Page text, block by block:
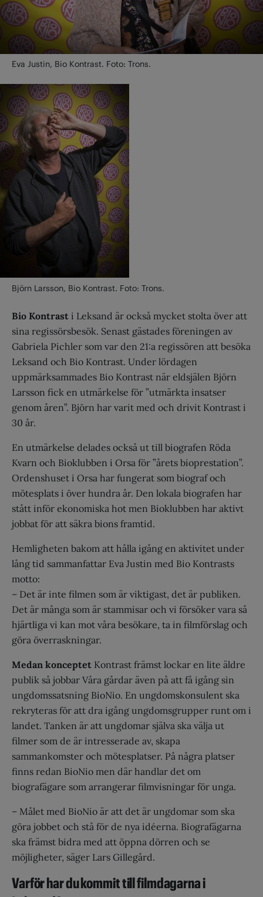
Eva Justin, Bio Kontrast. Foto: Trons.
Björn Larsson, Bio Kontrast. Foto: Trons.
Bio Kontrast i Leksand är också mycket stolta över att
sina regissörsbesök. Senast gästades föreningen av
Gabriela Pichler som var den 21:a regissören att besöka
Leksand och Bio Kontrast. Under lördagen
uppmärksammades Bio Kontrast när eldsjälen Björn
Larsson fick en utmärkelse för ”utmärkta insatser
genom åren”. Björn har varit med och drivit Kontrast i
30 år.
En utmärkelse delades också ut till biografen Röda
Kvarn och Bioklubben i Orsa för ”årets bioprestation”.
Ordenshuset i Orsa har fungerat som biograf och
mötesplats i över hundra år. Den lokala biografen har
stått inför ekonomiska hot men Bioklubben har aktivt
jobbat för att säkra bions framtid.
Hemligheten bakom att hålla igång en aktivitet under
lång tid sammanfattar Eva Justin med Bio Kontrasts
motto:
– Det är inte filmen som är viktigast, det är publiken.
Det är många som är stammisar och vi försöker vara så
hjärtliga vi kan mot våra besökare, ta in filmförslag och
göra överraskningar.
Medan konceptet Kontrast främst lockar en lite äldre
publik så jobbar Våra gårdar även på att få igång sin
ungdomssatsning BioNio. En ungdomskonsulent ska
rekryteras för att dra igång ungdomsgrupper runt om i
landet. Tanken är att ungdomar själva ska välja ut
filmer som de är intresserade av, skapa
sammankomster och mötesplatser. På några platser
finns redan BioNio men där handlar det om
biografägare som arrangerar filmvisningar för unga.
– Målet med BioNio är att det är ungdomar som ska
göra jobbet och stå för de nya idéerna. Biografägarna
ska främst bidra med att öppna dörren och se
möjligheter, säger Lars Gillegård.
Varför har du kommit till filmdagarna i